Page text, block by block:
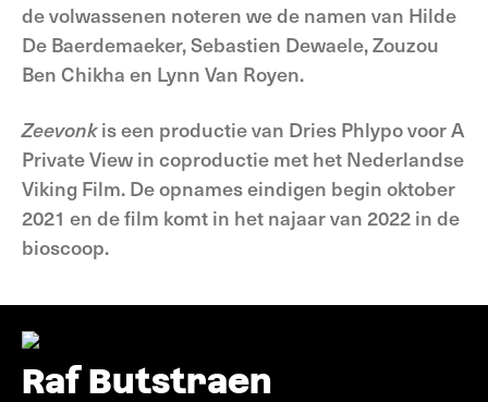
de volwassenen noteren we de namen van Hilde
De Baerdemaeker, Sebastien Dewaele, Zouzou
Ben Chikha en Lynn Van Royen.
Zeevonkis een productie van Dries Phlypo voor A
Private View in coproductie met het Nederlandse
Viking Film. De opnames eindigen begin oktober
2021 en de film komt in het najaar van 2022 in de
bioscoop.
Raf Butstraen